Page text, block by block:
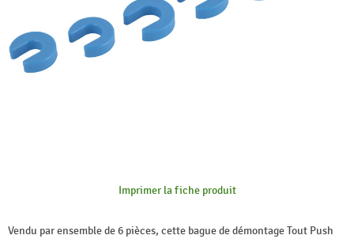
Imprimer la fiche produit
Vendu par ensemble de 6 pièces, cette bague de démontage Tout Push